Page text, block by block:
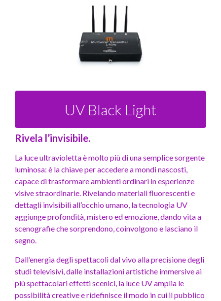
UV Black Light
Rivela l’invisibile.
La luce ultravioletta è molto più di una semplice sorgente
luminosa: è la chiave per accedere a mondi nascosti,
capace di trasformare ambienti ordinari in esperienze
visive straordinarie. Rivelando materiali fluorescenti e
dettagli invisibili all’occhio umano, la tecnologia UV
aggiunge profondità, mistero ed emozione, dando vita a
scenografie che sorprendono, coinvolgono e lasciano il
segno.
Dall’energia degli spettacoli dal vivo alla precisione degli
studi televisivi, dalle installazioni artistiche immersive ai
più spettacolari effetti scenici, la luce UV amplia le
possibilità creative e ridefinisce il modo in cui il pubblico